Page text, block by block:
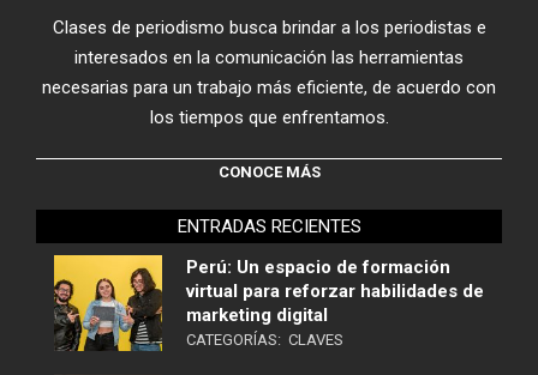
Clases de periodismo busca brindar a los periodistas e
interesados en la comunicación las herramientas
necesarias para un trabajo más eficiente, de acuerdo con
los tiempos que enfrentamos.
CONOCE MÁS
ENTRADAS RECIENTES
Perú: Un espacio de formación
virtual para reforzar habilidades de
marketing digital
CATEGORÍAS: CLAVES